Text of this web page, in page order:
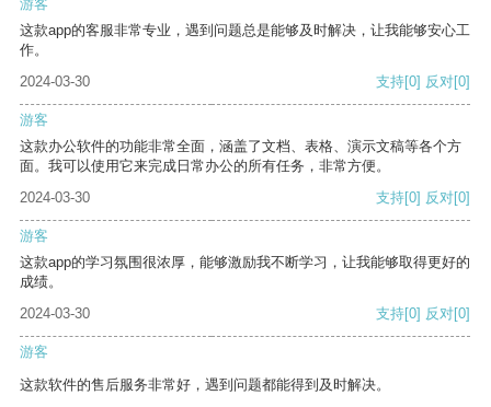
游客
这款app的客服非常专业，遇到问题总是能够及时解决，让我能够安心工
作。
2024-03-30
支持[0] 反对[0]
游客
这款办公软件的功能非常全面，涵盖了文档、表格、演示文稿等各个方
面。我可以使用它来完成日常办公的所有任务，非常方便。
2024-03-30
支持[0] 反对[0]
游客
这款app的学习氛围很浓厚，能够激励我不断学习，让我能够取得更好的
成绩。
2024-03-30
支持[0] 反对[0]
游客
这款软件的售后服务非常好，遇到问题都能得到及时解决。